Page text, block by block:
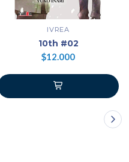
IVREA
10th #02
$12.000